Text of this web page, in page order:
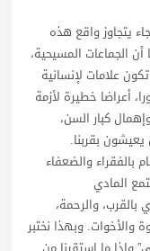
يتجاوز واقع هذه
أن الجماعات المسيحية،
علامات لإنسانية
أعراضا خطيرة لأزمة
كبار السن،
بقربنا.
بالفقراء والضعفاء
المادي
والرحمة،
والأخوات. وبهذا نختبر